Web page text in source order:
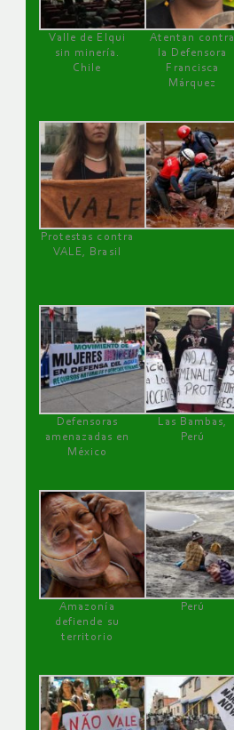
Valle de Elqui
sin minería.
Chile
Atentan contra
la Defensora
Francisca
Márquez
Protestas contra
VALE, Brasil
Defensoras
amenazadas en
México
Las Bambas,
Perú
Amazonía
defiende su
territorio
Perú